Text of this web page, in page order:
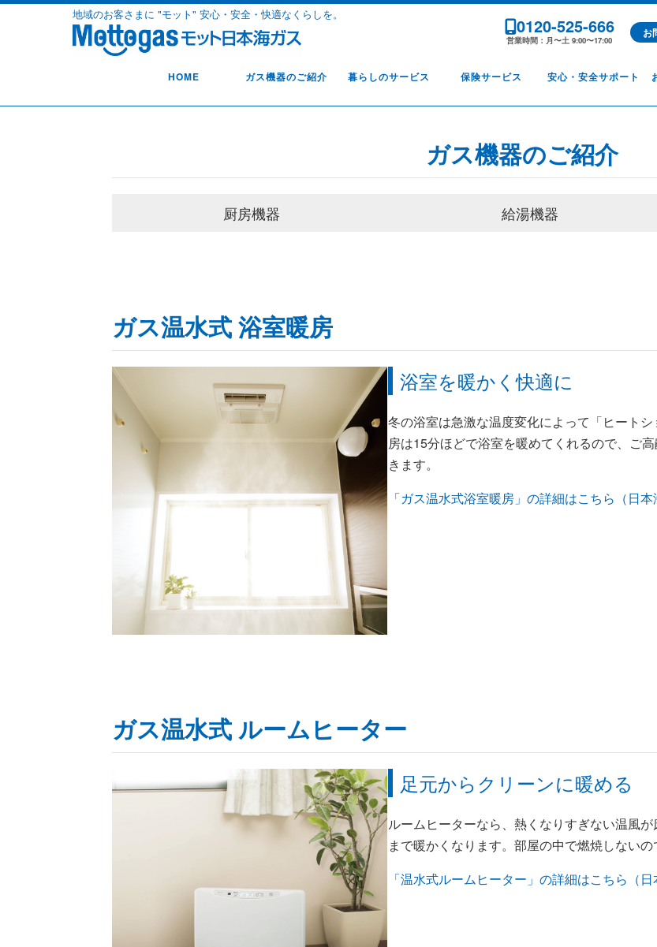
地域のお客さまに "モット" 安心・安全・快適なくらしを。 0120-525-666
営業時間：月〜土 9:00〜17:00
お
HOME ガス機器のご紹介 暮らしのサービス 保険サービス 安心・安全サポート
ガス機器のご紹介
厨房機器 給湯機器
ガス温水式 浴室暖房
浴室を暖かく快適に
冬の浴室は急激な温度変化によって「ヒート
房は15分ほどで浴室を暖めてくれるので、ご
きます。
「ガス温水式浴室暖房」の詳細はこちら（日本
ガス温水式 ルームヒーター
足元からクリーンに暖める
ルームヒーターなら、熱くなりすぎない温風
まで暖かくなります。部屋の中で燃焼しない
「温水式ルームヒーター」の詳細はこちら（日